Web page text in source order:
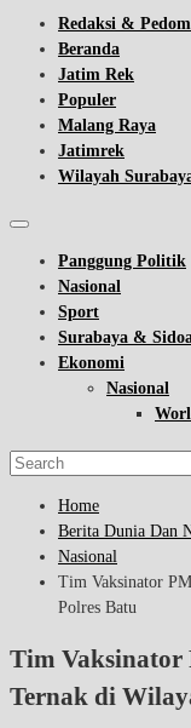
Redaksi &
Beranda
Jatim Rek
Populer
Malang Raya
Jatimrek
Wilayah
Panggung Politik
Nasional
Sport
Surabaya &
Ekonomi
Nasional
Home
Berita Dunia Dan
Nasional
Tim Vaksinator
Polres Batu
Tim
Ternak di